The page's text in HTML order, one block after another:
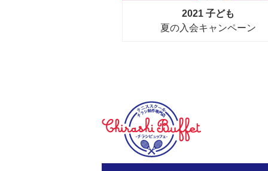
2021 子ども
夏の入会キャンペーン